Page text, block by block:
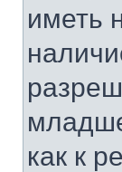
иметь
как к